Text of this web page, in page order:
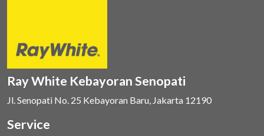
Ray White Kebayoran Senopati
Jl. Senopati No. 25 Kebayoran Baru, Jakarta 12190
Service